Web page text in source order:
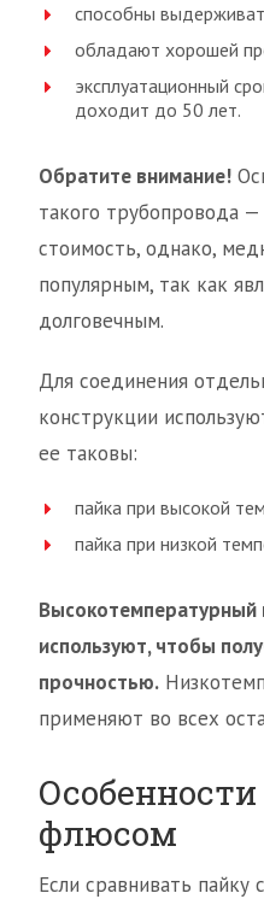
способны
обладают хорошей
эксплуатационный
доходит до 50 лет.
Обратите внимание!
такого трубопровода
стоимость, однако,
популярным, так как
долговечным.
Для соединения
конструкции
ее таковы:
пайка при высокой
пайка при низкой
Высокотемпературный
используют, чтобы
прочностью.
применяют во всех
флюсом
Если сравнивать пайку